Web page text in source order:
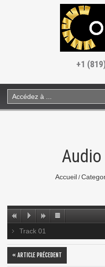
+1
Accueil
Track 01
« ARTICLE PRÉCEDENT